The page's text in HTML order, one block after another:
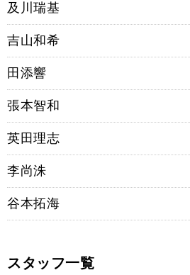
及川瑞基
吉山和希
田添響
張本智和
英田理志
李尚洙
谷本拓海
スタッフ一覧